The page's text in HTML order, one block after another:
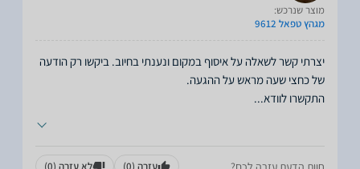
מוצר שנרכש:
מגהץ טפאל 9612
יצרתי קשר לשאלה על איסוף במקום ונענתי בחיוב. ביקשו רק הודעה
התקשרו לוודא...
עזרה (0) לא עזרה (0)